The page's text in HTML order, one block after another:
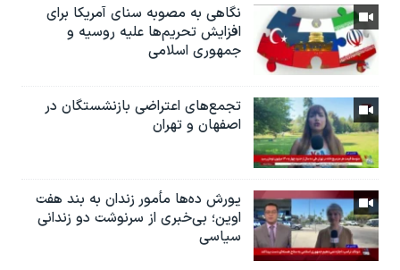
نگاهی به مصوبه سنای آمریکا برای
افزایش تحریم‌ها علیه روسیه و
جمهوری اسلامی
تجمع‌های اعتراضی بازنشستگان در
اصفهان و تهران
یورش ده‌ها مأمور زندان به بند هفت
اوین؛ بی‌خبری از سرنوشت دو زندانی
سیاسی